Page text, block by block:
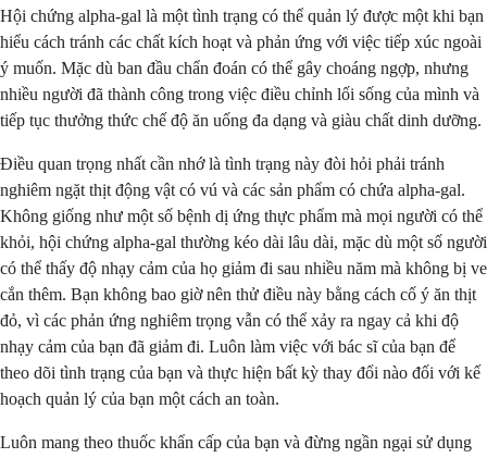
Hội chứng alpha-gal là một tình trạng có thể quản lý được một khi bạn
hiểu cách tránh các chất kích hoạt và phản ứng với việc tiếp xúc ngoài
ý muốn. Mặc dù ban đầu chẩn đoán có thể gây choáng ngợp, nhưng
nhiều người đã thành công trong việc điều chỉnh lối sống của mình và
tiếp tục thưởng thức chế độ ăn uống đa dạng và giàu chất dinh dưỡng.
Điều quan trọng nhất cần nhớ là tình trạng này đòi hỏi phải tránh
nghiêm ngặt thịt động vật có vú và các sản phẩm có chứa alpha-gal.
Không giống như một số bệnh dị ứng thực phẩm mà mọi người có thể
khỏi, hội chứng alpha-gal thường kéo dài lâu dài, mặc dù một số người
có thể thấy độ nhạy cảm của họ giảm đi sau nhiều năm mà không bị ve
cắn thêm. Bạn không bao giờ nên thử điều này bằng cách cố ý ăn thịt
đỏ, vì các phản ứng nghiêm trọng vẫn có thể xảy ra ngay cả khi độ
nhạy cảm của bạn đã giảm đi. Luôn làm việc với bác sĩ của bạn để
theo dõi tình trạng của bạn và thực hiện bất kỳ thay đổi nào đối với kế
hoạch quản lý của bạn một cách an toàn.
Luôn mang theo thuốc khẩn cấp của bạn và đừng ngần ngại sử dụng